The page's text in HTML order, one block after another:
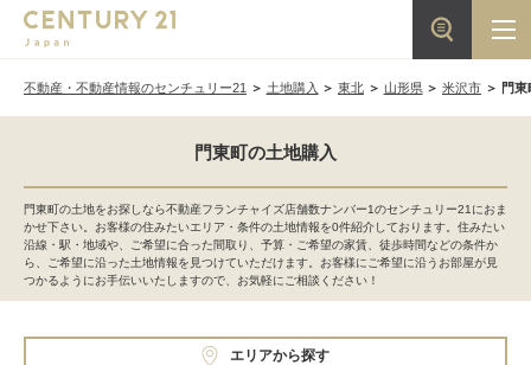
不動産・不動産情報のセンチュリー21 土地購入 東北 山形県 米沢市 門
門東町の土地購入
門東町の土地をお探しなら不動産フランチャイズ店舗数ナンバー1のセンチュリー21におま
かせ下さい。お客様の住みたいエリア・条件の土地情報を0件紹介しております。住みたい
沿線・駅・地域や、ご希望に合った間取り、予算・ご希望の家賃、徒歩時間などの条件か
ら、ご希望に沿った土地情報を見つけていただけます。お客様にご希望に沿うお部屋が見
つかるようにお手伝いいたしますので、お気軽にご相談ください！
エリアから探す